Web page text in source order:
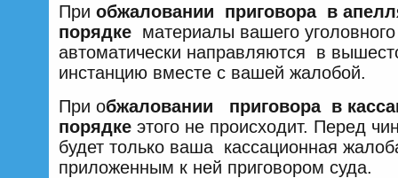
При обжаловании приговора в
порядке материалы вашего
автоматически направляются в
инстанцию вместе с вашей жалобой.
При обжаловании приговора в
порядке этого не происходит. Перед
будет только ваша кассационная
приложенным к ней приговором суда.